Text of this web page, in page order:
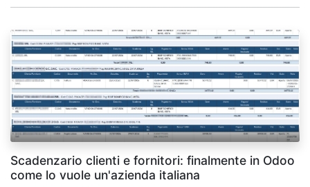
Scadenzario clienti e fornitori: finalmente in Odoo
come lo vuole un'azienda italiana